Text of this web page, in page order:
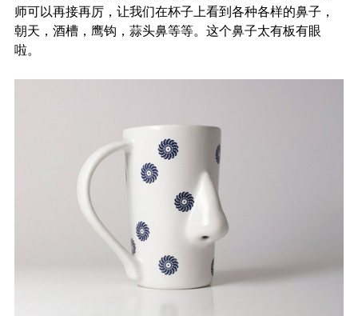
师可以再接再厉，让我们在杯子上看到各种各样的鼻子，
朝天，酒槽，鹰钩，蒜头鼻等等。这个鼻子太有板有眼
啦。